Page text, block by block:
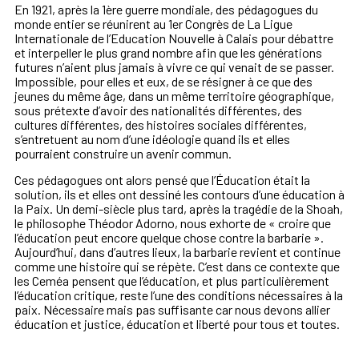
En 1921, après la 1ère guerre mondiale, des pédagogues du
monde entier se réunirent au 1er Congrès de La Ligue
Internationale de l’Education Nouvelle à Calais pour débattre
et interpeller le plus grand nombre afin que les générations
futures n’aient plus jamais à vivre ce qui venait de se passer.
Impossible, pour elles et eux, de se résigner à ce que des
jeunes du même âge, dans un même territoire géographique,
sous prétexte d’avoir des nationalités différentes, des
cultures différentes, des histoires sociales différentes,
s’entretuent au nom d’une idéologie quand ils et elles
pourraient construire un avenir commun.
Ces pédagogues ont alors pensé que l’Éducation était la
solution, ils et elles ont dessiné les contours d’une éducation à
la Paix. Un demi-siècle plus tard, après la tragédie de la Shoah,
le philosophe Théodor Adorno, nous exhorte de « croire que
l’éducation peut encore quelque chose contre la barbarie ».
Aujourd’hui, dans d’autres lieux, la barbarie revient et continue
comme une histoire qui se répète. C’est dans ce contexte que
les Ceméa pensent que l’éducation, et plus particulièrement
l’éducation critique, reste l’une des conditions nécessaires à la
paix. Nécessaire mais pas suffisante car nous devons allier
éducation et justice, éducation et liberté pour tous et toutes.